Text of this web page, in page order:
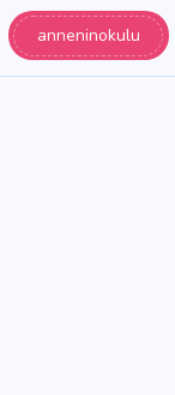
anneninokulu